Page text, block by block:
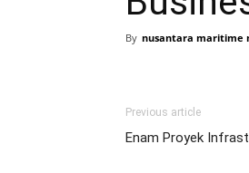
By nusantara maritime
Previous article
Enam Proyek